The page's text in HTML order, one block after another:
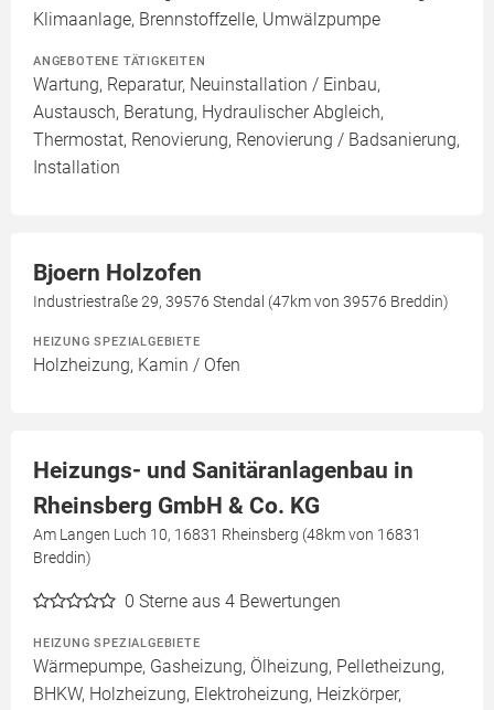
Klimaanlage, Brennstoffzelle, Umwälzpumpe
ANGEBOTENE TÄTIGKEITEN
Wartung, Reparatur, Neuinstallation / Einbau,
Austausch, Beratung, Hydraulischer Abgleich,
Thermostat, Renovierung, Renovierung / Badsanierung,
Installation
Bjoern Holzofen
Industriestraße 29, 39576 Stendal (47km von 39576 Breddin)
HEIZUNG SPEZIALGEBIETE
Holzheizung, Kamin / Ofen
Heizungs- und Sanitäranlagenbau in
Rheinsberg GmbH & Co. KG
Am Langen Luch 10, 16831 Rheinsberg (48km von 16831
Breddin)
0 Sterne aus 4 Bewertungen
HEIZUNG SPEZIALGEBIETE
Wärmepumpe, Gasheizung, Ölheizung, Pelletheizung,
BHKW, Holzheizung, Elektroheizung, Heizkörper,